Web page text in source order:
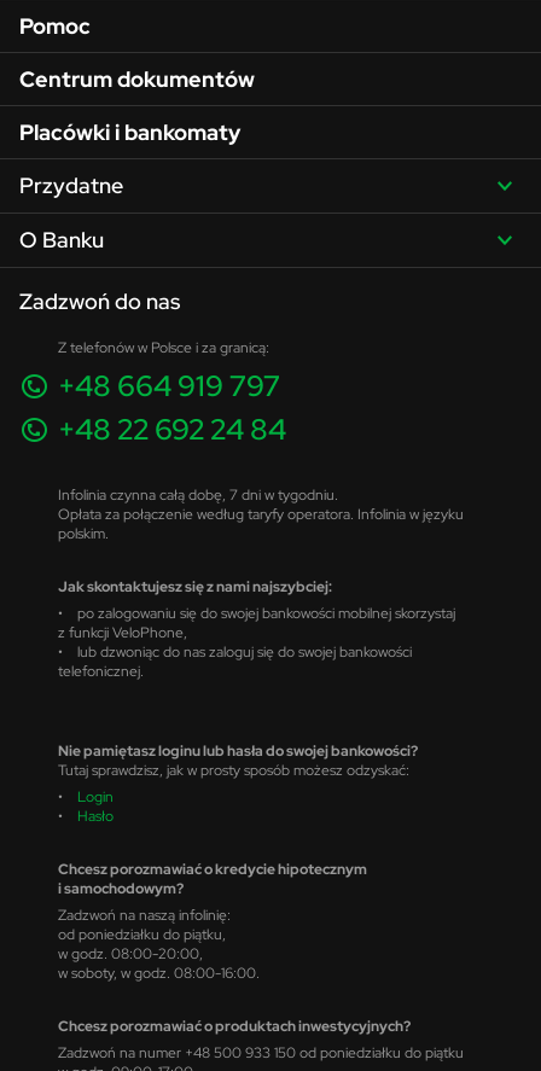
Pomoc
Centrum dokumentów
Placówki i bankomaty
Przydatne
O Banku
Zadzwoń do nas
Z telefonów w Polsce i za granicą:
+48 664 919 797
+48 22 692 24 84
Infolinia czynna całą dobę, 7 dni w tygodniu.
Opłata za połączenie według taryfy operatora. Infolinia w języku
polskim.
Jak skontaktujesz się z nami najszybciej:
• po zalogowaniu się do swojej bankowości mobilnej skorzystaj
z funkcji VeloPhone,
• lub dzwoniąc do nas zaloguj się do swojej bankowości
telefonicznej.
Nie pamiętasz loginu lub hasła do swojej bankowości?
Tutaj sprawdzisz, jak w prosty sposób możesz odzyskać:
• Login
• Hasło
Chcesz porozmawiać o kredycie hipotecznym
i samochodowym?
Zadzwoń na naszą infolinię:
od poniedziałku do piątku,
w godz. 08:00-20:00,
w soboty, w godz. 08:00-16:00.
Chcesz porozmawiać o produktach inwestycyjnych?
Zadzwoń na numer +48 500 933 150 od poniedziałku do piątku